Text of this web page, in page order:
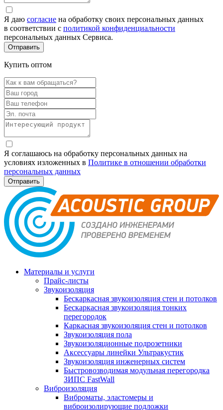
Я даю согласие на обработку своих персональных данных
в соответствии с политикой конфиденциальности
персональных данных Сервиса.
Купить оптом
Я соглашаюсь на обработку персональных данных на
условиях изложенных в Политике в отношении обработки
персональных данных
Материалы и услуги
Прайс-листы
Звукоизоляция
Бескаркасная звукоизоляция стен и потолков
Бескаркасная звукоизоляция тонких
перегородок
Каркасная звукоизоляция стен и потолков
Звукоизоляция пола
Звукоизоляционные подрозетники
Аксессуары линейки Ультракустик
Звукоизоляция инженерных систем
Быстровозводимая модульная перегородка
ЗИПС FastWall
Виброизоляция
Виброматы, эластомеры и
виброизолирующие подложки